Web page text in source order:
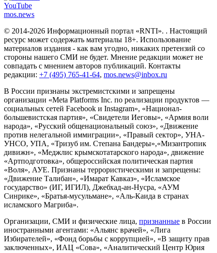
YouTube
mos.news
© 2014-2026 Информационный портал «RNTI». . Настоящий
ресурс может содержать материалы 18+. Использование
материалов издания - как вам угодно, никаких претензий со
стороны нашего СМИ не будет. Мнение редакции может не
совпадать с мнением авторов публикаций. Контакты
редакции: +7 (495) 765-41-64, mos.news@inbox.ru
В России признаны экстремистскими и запрещены
организации «Meta Platforms Inc. по реализации продуктов —
социальных сетей Facebook и Instagram», «Национал-
большевистская партия», «Свидетели Иеговы», «Армия воли
народа», «Русский общенациональный союз», «Движение
против нелегальной иммиграции», «Правый сектор», УНА-
УНСО, УПА, «Тризуб им. Степана Бандеры»,«Мизантропик
дивижн», «Меджлис крымскотатарского народа», движение
«Артподготовка», общероссийская политическая партия
«Воля», АУЕ. Признаны террористическими и запрещены:
«Движение Талибан», «Имарат Кавказ», «Исламское
государство» (ИГ, ИГИЛ), Джебхад-ан-Нусра, «АУМ
Синрике», «Братья-мусульмане», «Аль-Каида в странах
исламского Магриба».
Организации, СМИ и физические лица, признанные в России
иностранными агентами: «Альянс врачей», «Лига
Избирателей», «Фонд борьбы с коррупцией», «В защиту прав
заключенных», ИАЦ «Сова», «Аналитический Центр Юрия